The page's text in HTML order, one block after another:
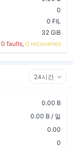
0
0 FIL
32 GiB
0 faults, 0 recoveries
24시간
0.00 B
0.00 B / 일
0.00
0